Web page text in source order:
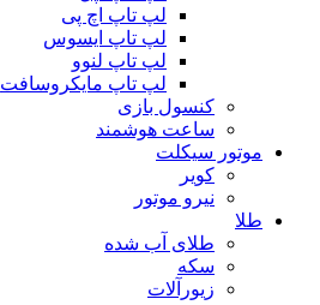
لپ تاپ اچ پی
لپ تاپ ایسوس
لپ تاپ لنوو
لپ تاپ مایکروسافت
کنسول بازی
ساعت هوشمند
موتور سیکلت
کویر
نیرو موتور
طلا
طلای آب شده
سکه
زیورآلات